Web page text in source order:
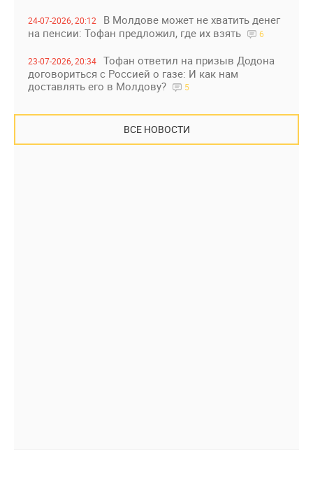
24-07-2026, 20:12
В Молдове может не хватить денег
на пенсии: Тофан предложил, где их взять
6
23-07-2026, 20:34
Тофан ответил на призыв Додона
договориться с Россией о газе: И как нам
доставлять его в Молдову?
5
ВСЕ НОВОСТИ